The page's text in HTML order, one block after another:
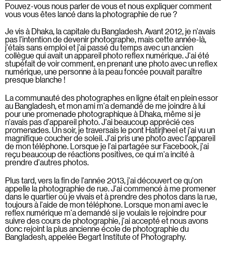
Pouvez-vous nous parler de vous et nous expliquer comment
vous vous êtes lancé dans la photographie de rue ?
Je vis à Dhaka, la capitale du Bangladesh. Avant 2012, je n'avais
pas l'intention de devenir photographe, mais cette année-là,
j'étais sans emploi et j'ai passé du temps avec un ancien
collègue qui avait un appareil photo reflex numérique. J'ai été
stupéfait de voir comment, en prenant une photo avec un reflex
numérique, une personne à la peau foncée pouvait paraître
presque blanche !
La communauté des photographes en ligne était en plein essor
au Bangladesh, et mon ami m'a demandé de me joindre à lui
pour une promenade photographique à Dhaka, même si je
n'avais pas d'appareil photo. J'ai beaucoup apprécié ces
promenades. Un soir, je traversais le pont Hatirjheel et j'ai vu un
magnifique coucher de soleil. J'ai pris une photo avec l'appareil
de mon téléphone. Lorsque je l'ai partagée sur Facebook, j'ai
reçu beaucoup de réactions positives, ce qui m'a incité à
prendre d'autres photos.
Plus tard, vers la fin de l'année 2013, j'ai découvert ce qu'on
appelle la photographie de rue. J'ai commencé à me promener
dans le quartier où je vivais et à prendre des photos dans la rue,
toujours à l'aide de mon téléphone. Lorsque mon ami avec le
reflex numérique m'a demandé si je voulais le rejoindre pour
suivre des cours de photographie, j'ai accepté et nous avons
donc rejoint la plus ancienne école de photographie du
Bangladesh, appelée Begart Institute of Photography.